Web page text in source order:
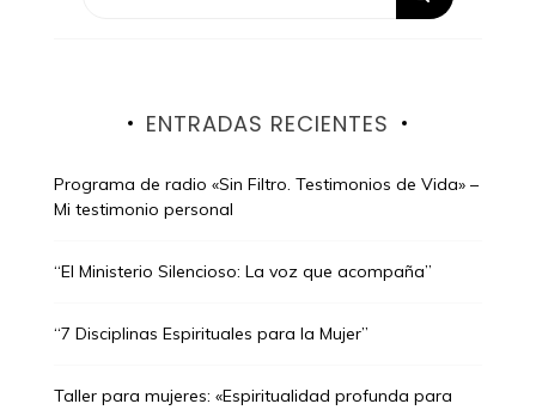
ENTRADAS RECIENTES
Programa de radio «Sin Filtro. Testimonios de Vida» –
Mi testimonio personal
“El Ministerio Silencioso: La voz que acompaña”
“7 Disciplinas Espirituales para la Mujer”
Taller para mujeres: «Espiritualidad profunda para